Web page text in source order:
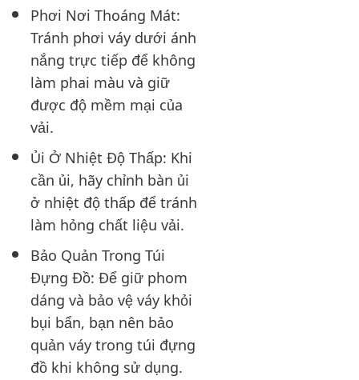
Phơi Nơi Thoáng Mát:
Tránh phơi váy dưới ánh
nắng trực tiếp để không
làm phai màu và giữ
được độ mềm mại của
vải.
Ủi Ở Nhiệt Độ Thấp: Khi
cần ủi, hãy chỉnh bàn ủi
ở nhiệt độ thấp để tránh
làm hỏng chất liệu vải.
Bảo Quản Trong Túi
Đựng Đồ: Để giữ phom
dáng và bảo vệ váy khỏi
bụi bẩn, bạn nên bảo
quản váy trong túi đựng
đồ khi không sử dụng.